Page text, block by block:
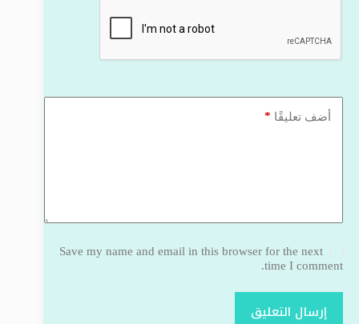
أضف تعليقًا *
Save my name and email in this browser for the next
time I comment.
إرسال التعليق